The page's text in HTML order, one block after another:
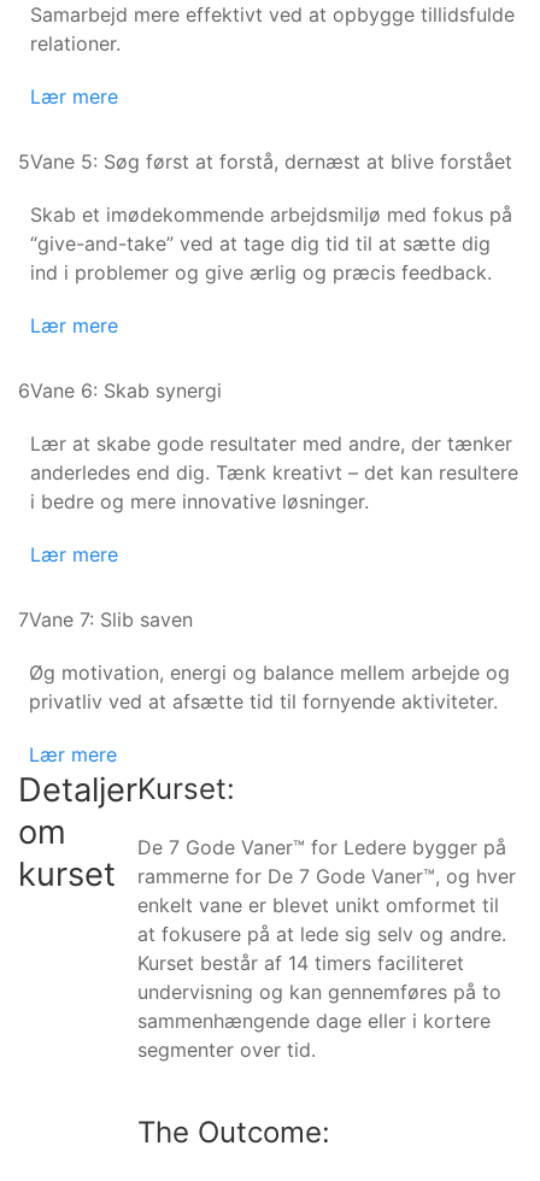
Samarbejd mere effektivt ved at opbygge tillidsfulde
relationer.
Lær mere
5Vane 5: Søg først at forstå, dernæst at blive forstået
Skab et imødekommende arbejdsmiljø med fokus på
“give-and-take” ved at tage dig tid til at sætte dig
ind i problemer og give ærlig og præcis feedback.
Lær mere
6Vane 6: Skab synergi
Lær at skabe gode resultater med andre, der tænker
anderledes end dig. Tænk kreativt – det kan resultere
i bedre og mere innovative løsninger.
Lær mere
7Vane 7: Slib saven
Øg motivation, energi og balance mellem arbejde og
privatliv ved at afsætte tid til fornyende aktiviteter.
Lær mere
Detaljer
om
kurset
Kurset:
De 7 Gode Vaner™ for Ledere bygger på
rammerne for De 7 Gode Vaner™, og hver
enkelt vane er blevet unikt omformet til
at fokusere på at lede sig selv og andre.
Kurset består af 14 timers faciliteret
undervisning og kan gennemføres på to
sammenhængende dage eller i kortere
segmenter over tid.
The Outcome: